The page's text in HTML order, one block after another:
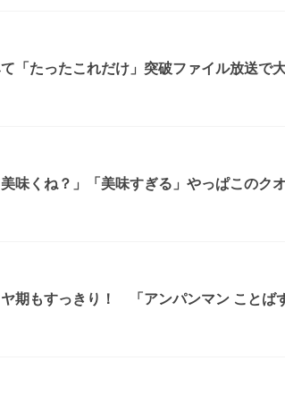
「たったこれだけ」突破ファイル放送で
味くね？」「美味すぎる」やっぱこのク
ヤ期もすっきり！ 「アンパンマン ことば